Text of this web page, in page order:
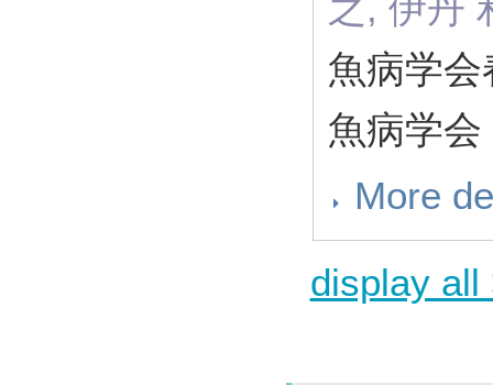
魚病学
魚病学会
More
display all